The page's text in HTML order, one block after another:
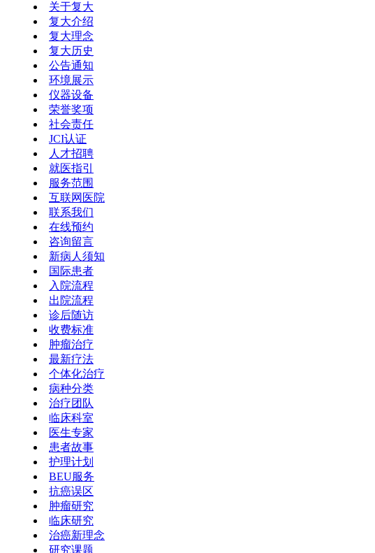
关于复大
复大介绍
复大理念
复大历史
公告通知
环境展示
仪器设备
荣誉奖项
社会责任
JCI认证
人才招聘
就医指引
服务范围
互联网医院
联系我们
在线预约
咨询留言
新病人须知
国际患者
入院流程
出院流程
诊后随访
收费标准
肿瘤治疗
最新疗法
个体化治疗
病种分类
治疗团队
临床科室
医生专家
患者故事
护理计划
BEU服务
抗癌误区
肿瘤研究
临床研究
治癌新理念
研究课题